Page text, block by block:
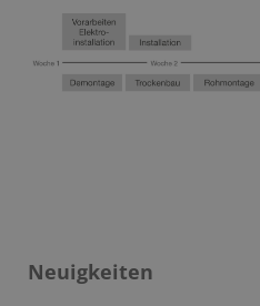
Neuigkeiten